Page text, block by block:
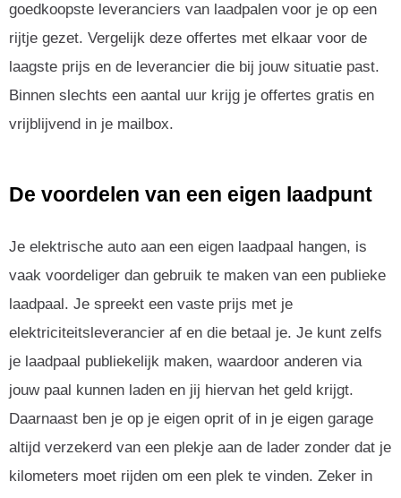
goedkoopste leveranciers van laadpalen voor je op een
rijtje gezet. Vergelijk deze offertes met elkaar voor de
laagste prijs en de leverancier die bij jouw situatie past.
Binnen slechts een aantal uur krijg je offertes gratis en
vrijblijvend in je mailbox.
De voordelen van een eigen laadpunt
Je elektrische auto aan een eigen laadpaal hangen, is
vaak voordeliger dan gebruik te maken van een publieke
laadpaal. Je spreekt een vaste prijs met je
elektriciteitsleverancier af en die betaal je. Je kunt zelfs
je laadpaal publiekelijk maken, waardoor anderen via
jouw paal kunnen laden en jij hiervan het geld krijgt.
Daarnaast ben je op je eigen oprit of in je eigen garage
altijd verzekerd van een plekje aan de lader zonder dat je
kilometers moet rijden om een plek te vinden. Zeker in